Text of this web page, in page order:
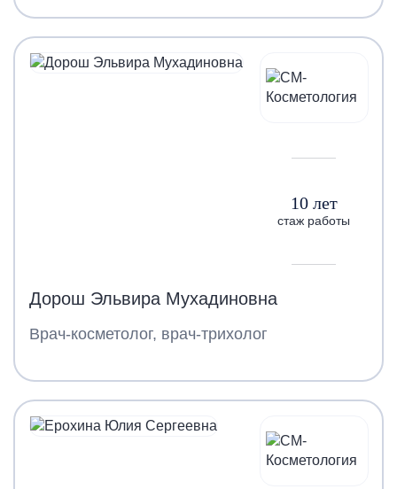
10 лет
стаж работы
Дорош Эльвира Мухадиновна
Врач-косметолог, врач-трихолог